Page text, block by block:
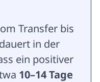
Transfer bis
in der
ein positiver
10–14 Tage